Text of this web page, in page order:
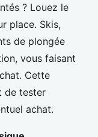
? Louez le
place. Skis,
de plongée
vous faisant
Cette
de tester
achat.